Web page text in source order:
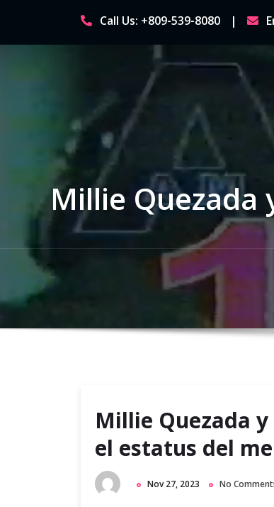
content
Call Us: +809-539-8080
Millie Quezada
Millie Quezada
el estatus del
Nov 27, 2023 No